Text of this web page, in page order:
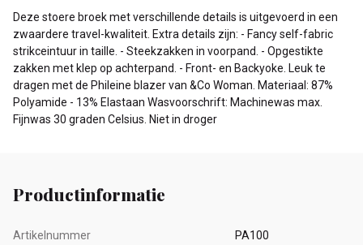
Deze stoere broek met verschillende details is uitgevoerd in een
zwaardere travel-kwaliteit. Extra details zijn: - Fancy self-fabric
strikceintuur in taille. - Steekzakken in voorpand. - Opgestikte
zakken met klep op achterpand. - Front- en Backyoke. Leuk te
dragen met de Phileine blazer van &Co Woman. Materiaal: 87%
Polyamide - 13% Elastaan Wasvoorschrift: Machinewas max.
Fijnwas 30 graden Celsius. Niet in droger
Productinformatie
Artikelnummer PA100